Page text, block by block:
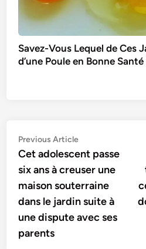
Savez-Vous Lequel de Ces
d’une Poule en Bonne Santé
Navigation
de
l’article
Previous ArticlePrevious
article:
Cet adolescent passe
six ans à creuser une
maison souterraine
dans le jardin suite à
une dispute avec ses
parents